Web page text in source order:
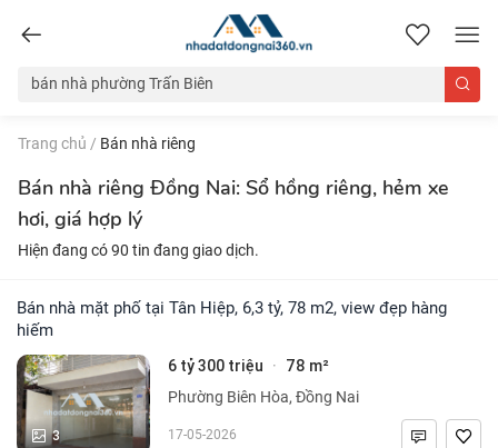
nhadatdongnai360.vn
Trang chủ / Bán nhà riêng
Bán nhà riêng Đồng Nai: Sổ hồng riêng, hẻm xe
hơi, giá hợp lý
Hiện đang có 90 tin đang giao dịch.
Bán nhà mặt phố tại Tân Hiệp, 6,3 tỷ, 78 m2, view đẹp hàng
hiếm
3
6 tỷ 300 triệu · 78 m²
Phường Biên Hòa, Đồng Nai
17-05-2026